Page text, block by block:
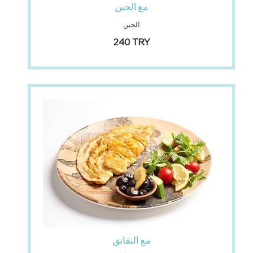
مع الجبن
الجبن
‏240 TRY
مع النقانق